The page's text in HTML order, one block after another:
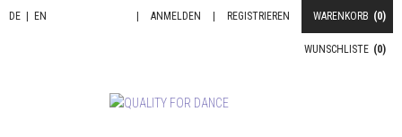
DE EN WARENKORB (0)
REGISTRIEREN
ANMELDEN
WUNSCHLISTE (0)